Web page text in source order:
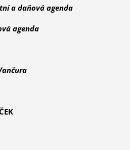
a daňová agenda
agenda